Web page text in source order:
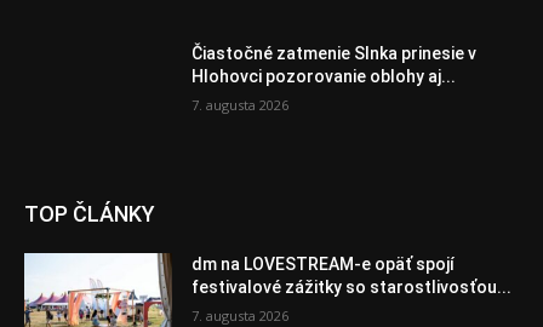
Čiastočné zatmenie Slnka prinesie v
Hlohovci pozorovanie oblohy aj...
7. augusta 2026
TOP ČLÁNKY
dm na LOVESTREAM-e opäť spojí
festivalové zážitky so starostlivosťou...
7. augusta 2026